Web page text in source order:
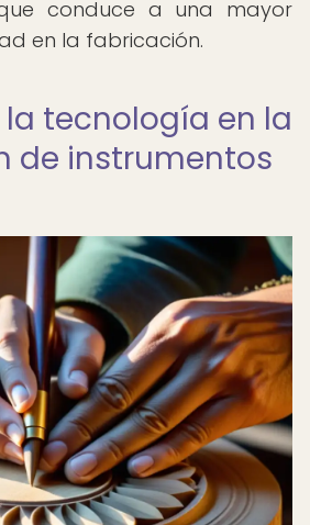
conduce a una mayor
en la fabricación.
la tecnología en la
de instrumentos